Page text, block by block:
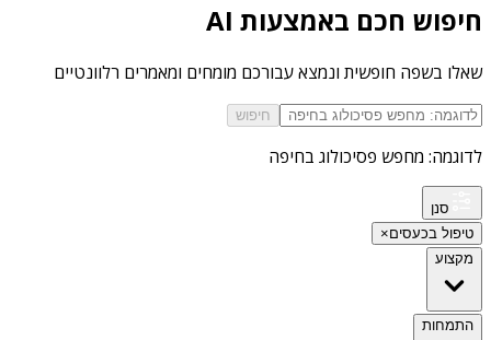
חיפוש חכם באמצעות AI
שאלו בשפה חופשית ונמצא עבורכם מומחים ומאמרים רלוונטיים
חיפוש
לדוגמה: מחפש פסיכולוג בחיפה
סנן
טיפול בכעסים×
מקצוע
התמחות